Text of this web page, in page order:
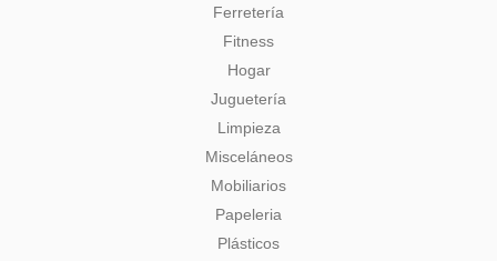
Ferretería
Fitness
Hogar
Juguetería
Limpieza
Misceláneos
Mobiliarios
Papeleria
Plásticos